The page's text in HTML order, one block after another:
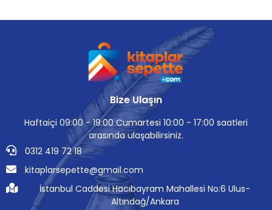
Bize Ulaşın
Haftaiçi 09:00 - 19:00 Cumartesi 10:00 - 17:00 saatleri
arasında ulaşabilirsiniz.
0312 419 72 18
kitaplarsepette@gmail.com
İstanbul Caddesi Hacıbayram Mahallesi No:6 Ulus-
Altındağ/Ankara